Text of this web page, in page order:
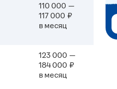
110 000 —
117 000 ₽
в месяц
123 000 —
184 000 ₽
в месяц